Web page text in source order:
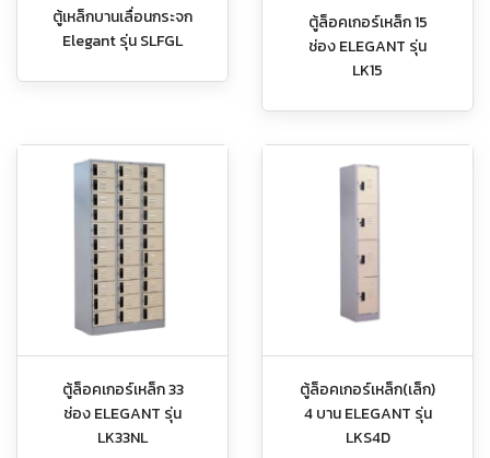
ตู้เหล็กบานเลื่อนกระจก
Elegant รุ่น SLFGL
ตู้ล็อคเกอร์เหล็ก 15
ช่อง ELEGANT รุ่น
LK15
ตู้ล็อคเกอร์เหล็ก 33
ช่อง ELEGANT รุ่น
LK33NL
ตู้ล็อคเกอร์เหล็ก(เล็ก)
4 บาน ELEGANT รุ่น
LKS4D